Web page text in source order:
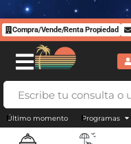
Compra/Vende/Renta Propiedad
Último momento Programas